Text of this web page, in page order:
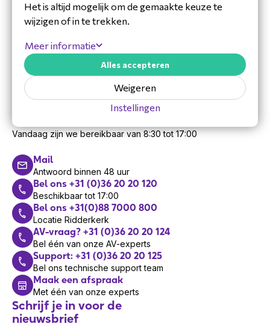
Vandaag zijn we bereikbaar van 8:30 tot 17:00
Mail
Antwoord binnen 48 uur
Bel ons +31 (0)36 20 20 120
Beschikbaar tot 17:00
Bel ons +31(0)88 7000 800
Locatie Ridderkerk
AV-vraag? +31 (0)36 20 20 124
Bel één van onze AV-experts
Support: +31 (0)36 20 20 125
Bel ons technische support team
Maak een afspraak
Met één van onze experts
Schrijf je in voor de
nieuwsbrief
Het is altijd mogelijk om de gemaakte keuze te
wijzigen of in te trekken.
Meer informatie
Instellingen
Weigeren
Alles accepteren